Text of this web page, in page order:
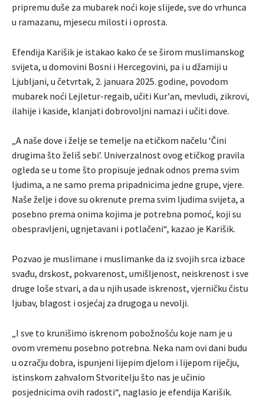
pripremu duše za mubarek noći koje slijede, sve do vrhunca
u ramazanu, mjesecu milosti i oprosta.
Efendija Karišik je istakao kako će se širom muslimanskog
svijeta, u domovini Bosni i Hercegovini, pa i u džamiji u
Ljubljani, u četvrtak, 2. januara 2025. godine, povodom
mubarek noći Lejletur-regaib, učiti Kur'an, mevludi, zikrovi,
ilahije i kaside, klanjati dobrovoljni namazi i učiti dove.
„A naše dove i želje se temelje na etičkom načelu ‘Čini
drugima što želiš sebi’. Univerzalnost ovog etičkog pravila
ogleda se u tome što propisuje jednak odnos prema svim
ljudima, a ne samo prema pripadnicima jedne grupe, vjere.
Naše želje i dove su okrenute prema svim ljudima svijeta, a
posebno prema onima kojima je potrebna pomoć, koji su
obespravljeni, ugnjetavani i potlačeni“, kazao je Karišik.
Pozvao je muslimane i muslimanke da iz svojih srca izbace
svađu, drskost, pokvarenost, umišljenost, neiskrenost i sve
druge loše stvari, a da u njih usade iskrenost, vjerničku čistu
ljubav, blagost i osjećaj za drugoga u nevolji.
„I sve to krunišimo iskrenom pobožnošću koje nam je u
ovom vremenu posebno potrebna. Neka nam ovi dani budu
u ozračju dobra, ispunjeni lijepim djelom i lijepom riječju,
istinskom zahvalom Stvoritelju što nas je učinio
posjednicima ovih radosti“, naglasio je efendija Karišik.